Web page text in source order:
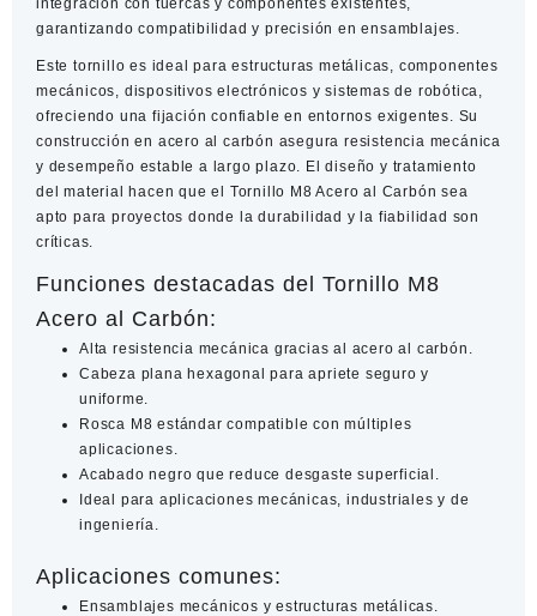
garantizando compatibilidad y precisión en ensamblajes.
Este tornillo es ideal para estructuras metálicas, componentes
mecánicos, dispositivos electrónicos y sistemas de robótica,
ofreciendo una fijación confiable en entornos exigentes. Su
construcción en acero al carbón asegura resistencia mecánica
y desempeño estable a largo plazo. El diseño y tratamiento
del material hacen que el Tornillo M8 Acero al Carbón sea
apto para proyectos donde la durabilidad y la fiabilidad son
críticas.
Funciones destacadas del Tornillo M8
Acero al Carbón:
Alta resistencia mecánica gracias al acero al carbón.
Cabeza plana hexagonal para apriete seguro y
uniforme.
Rosca M8 estándar compatible con múltiples
aplicaciones.
Acabado negro que reduce desgaste superficial.
Ideal para aplicaciones mecánicas, industriales y de
ingeniería.
Aplicaciones comunes:
Ensamblajes mecánicos y estructuras metálicas.